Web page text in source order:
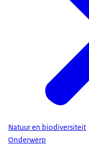
Natuur en biodiversiteit
Onderwerp